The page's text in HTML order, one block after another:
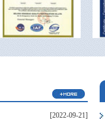
[2022-09-21]